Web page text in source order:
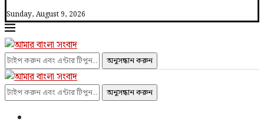
Sunday, August 9, 2026
অনুসন্ধান করুন
অনুসন্ধান করুন